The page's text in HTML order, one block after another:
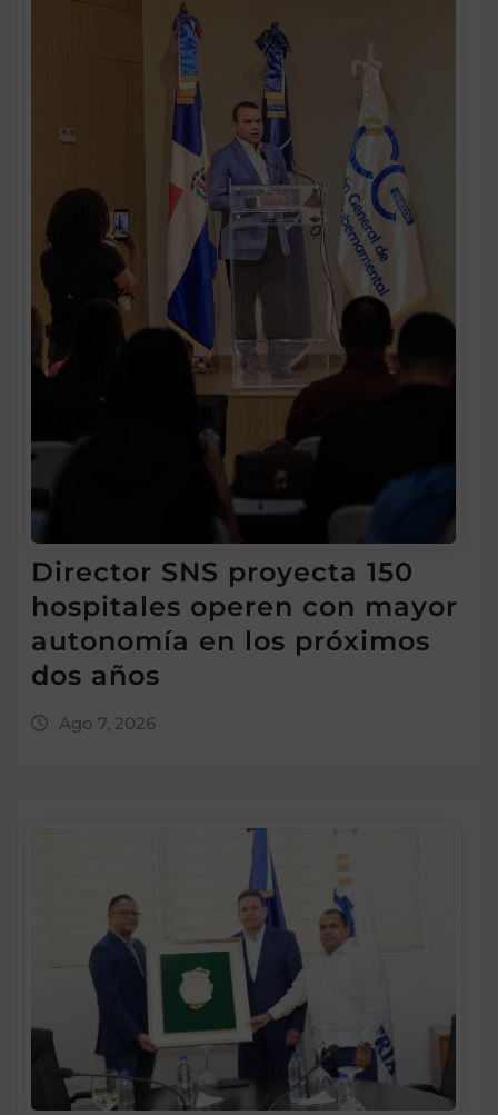
Director SNS proyecta 150
hospitales operen con mayor
autonomía en los próximos
dos años
Ago 7, 2026